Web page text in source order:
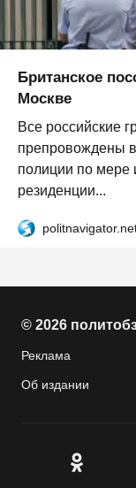
Британское
Москве
Все российские
препровождены в
полиции по мере
резиденции...
© 2026
Реклама
Об издании